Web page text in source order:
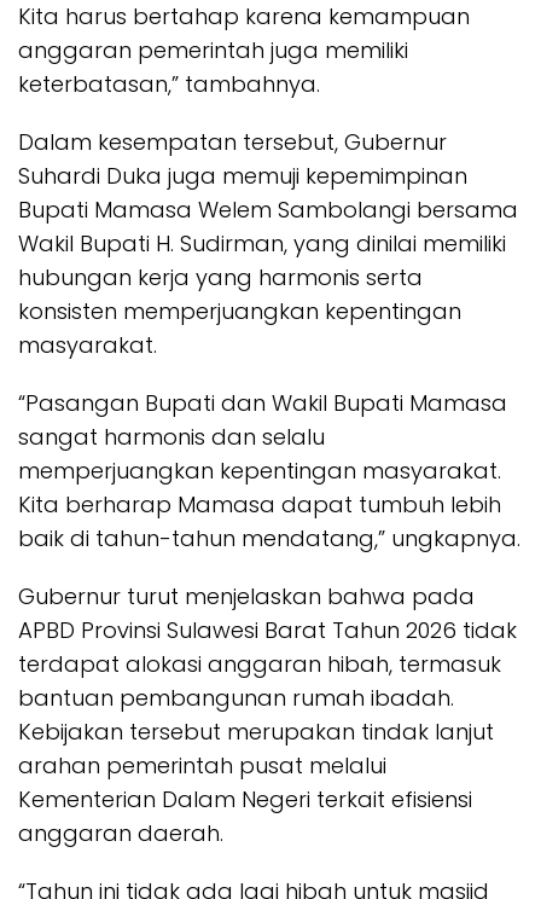
Kita harus bertahap karena kemampuan
anggaran pemerintah juga memiliki
keterbatasan,” tambahnya.
Dalam kesempatan tersebut, Gubernur
Suhardi Duka juga memuji kepemimpinan
Bupati Mamasa Welem Sambolangi bersama
Wakil Bupati H. Sudirman, yang dinilai memiliki
hubungan kerja yang harmonis serta
konsisten memperjuangkan kepentingan
masyarakat.
“Pasangan Bupati dan Wakil Bupati Mamasa
sangat harmonis dan selalu
memperjuangkan kepentingan masyarakat.
Kita berharap Mamasa dapat tumbuh lebih
baik di tahun-tahun mendatang,” ungkapnya.
Gubernur turut menjelaskan bahwa pada
APBD Provinsi Sulawesi Barat Tahun 2026 tidak
terdapat alokasi anggaran hibah, termasuk
bantuan pembangunan rumah ibadah.
Kebijakan tersebut merupakan tindak lanjut
arahan pemerintah pusat melalui
Kementerian Dalam Negeri terkait efisiensi
anggaran daerah.
“Tahun ini tidak ada lagi hibah untuk masjid